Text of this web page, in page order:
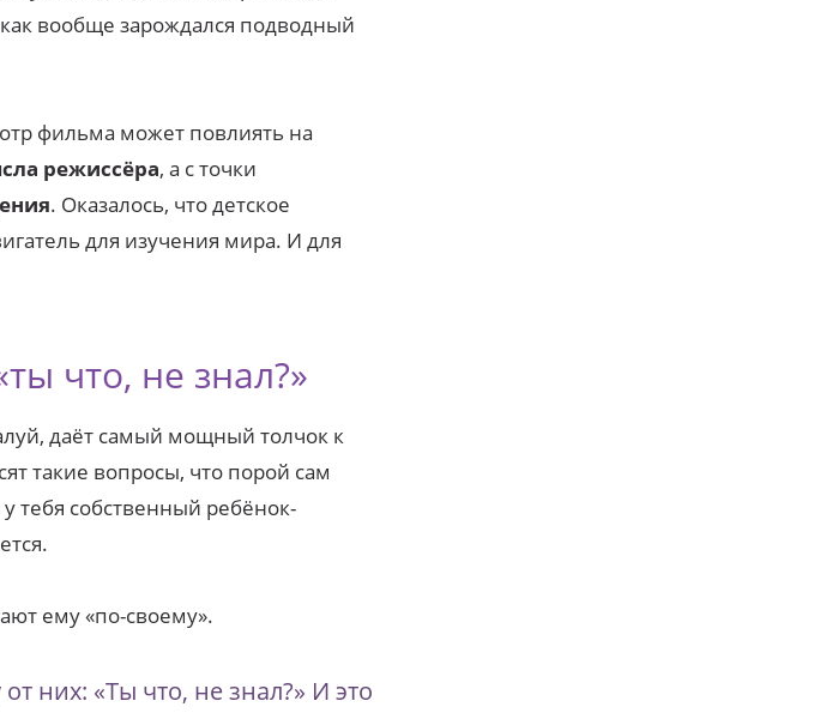
вообще зарождался подводный
фильма может повлиять на
режиссёра, а с точки
. Оказалось, что детское
для изучения мира. И для
что, не знал?»
даёт самый мощный толчок к
такие вопросы, что порой сам
тебя собственный ребёнок-
ему «по-своему».
них: «Ты что, не знал?» И это